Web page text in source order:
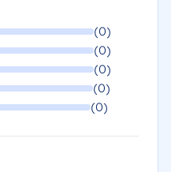
(0)
(0)
(0)
(0)
(0)